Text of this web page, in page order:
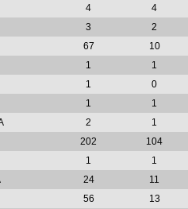
4
4
3
2
67
10
1
1
1
0
1
1
2
1
202
104
1
1
24
11
56
13